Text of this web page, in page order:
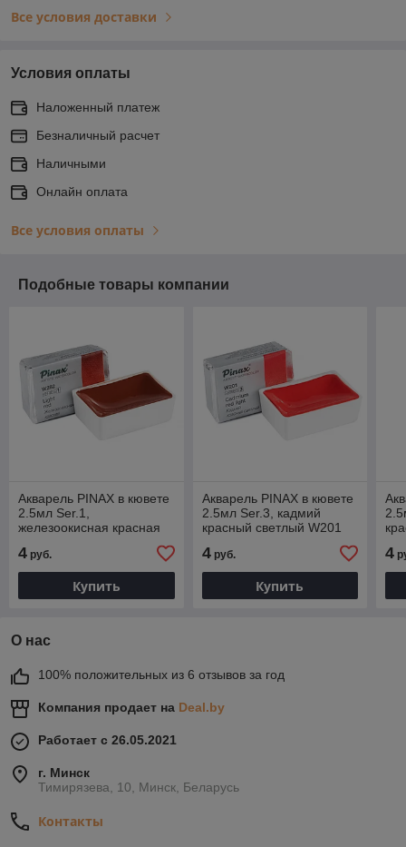
Все условия доставки
Условия оплаты
Наложенный платеж
Безналичный расчет
Наличными
Онлайн оплата
Все условия оплаты
Подобные товары компании
Акварель PINAX в кювете
2.5мл Ser.1,
железоокисная красная
4 руб.
Купить
Акварель PINAX в кювете
2.5мл Ser.3, кадмий
красный светлый W201
4руб.
Купить
4
О нас
100% положительных из 6 отзывов за год
Компания продает на Deal.by
Работает с 26.05.2021
г. Минск
Тимирязева, 10, Минск, Беларусь
Контакты